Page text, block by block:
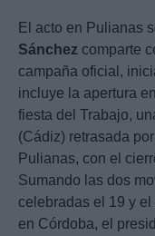
El acto en Pulianas
Sánchez comparte
campaña oficial,
incluye la apertura
fiesta del Trabajo,
(Cádiz) retrasada
Pulianas, con el
Sumando las dos
celebradas el 19 y
en Córdoba, el